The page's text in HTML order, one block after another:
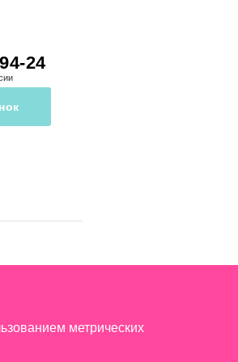
24
метрических